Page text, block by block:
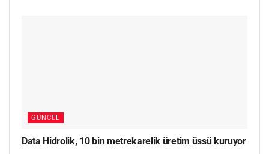
GÜNCEL
Data Hidrolik, 10 bin metrekarelik üretim üssü kuruyor